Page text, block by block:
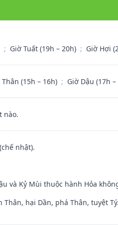
; Giờ Tuất (19h – 20h) ; Giờ Hợi
Thân (15h – 16h) ; Giờ Dậu (17h –
nào.
nhật).
và Kỷ Mùi thuộc hành Hỏa
hại Dần, phá Thân, tuyệt Tý.